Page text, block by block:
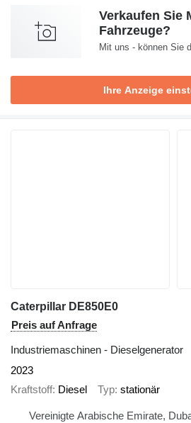
Verkaufen Sie
Fahrzeuge?
Mit uns - können Sie
Ihre Anzeige
Caterpillar DE850E0
Preis auf Anfrage
Industriemaschinen - Dieselgenerator
2023
Kraftstoff Diesel Typ stationär
Vereinigte Arabische Emirate,